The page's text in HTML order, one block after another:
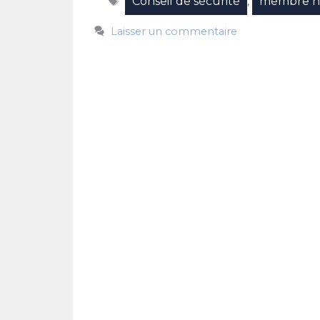
Laisser un commentaire